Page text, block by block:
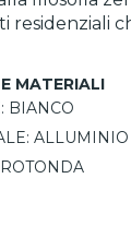
La
in ogni
MATERIALI
BIANCO
ALLUMINIO
ROTONDA